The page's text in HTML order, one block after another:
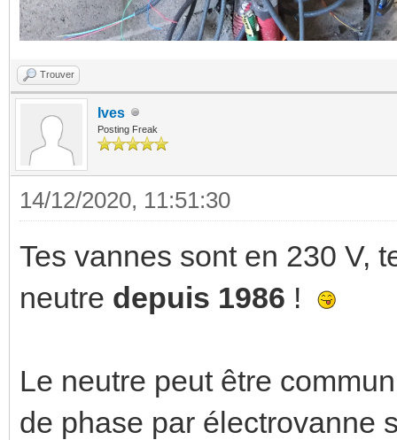
Trouver
Ives
Posting Freak
14/12/2020, 11:51:30
Tes vannes sont en 230 V,
neutre depuis 1986 !
Le neutre peut être
de phase par électrovanne